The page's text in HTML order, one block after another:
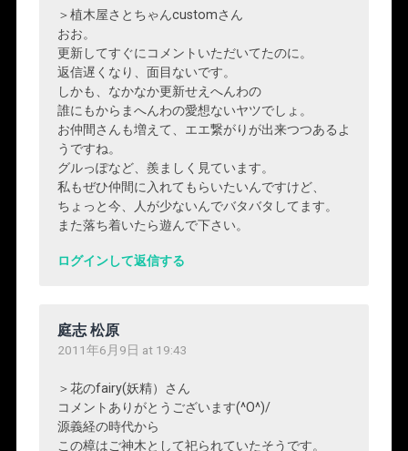
＞植木屋さとちゃんcustomさん
おお。
更新してすぐにコメントいただいてたのに。
返信遅くなり、面目ないです。
しかも、なかなか更新せえへんわの
誰にもからまへんわの愛想ないヤツでしょ。
お仲間さんも増えて、エエ繋がりが出来つつあるよ
うですね。
グルっぽなど、羨ましく見ています。
私もぜひ仲間に入れてもらいたいんですけど、
ちょっと今、人が少ないんでバタバタしてます。
また落ち着いたら遊んで下さい。
ログインして返信する
庭志 松原
2011年6月9日 at 19:43
＞花のfairy(妖精）さん
コメントありがとうございます(^O^)/
源義経の時代から
この樟はご神木として祀られていたそうです。